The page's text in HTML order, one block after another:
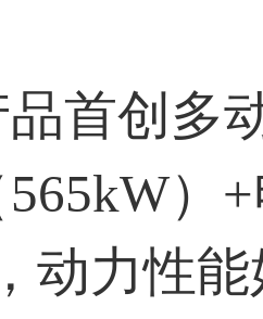
创多动
）
动力性